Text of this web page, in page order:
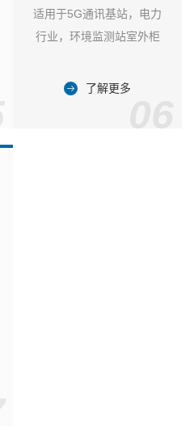
适用于5G通讯基站，电力
行业，环境监测站室外柜
了解更多